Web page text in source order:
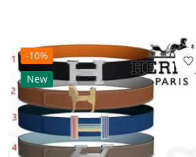
-10%
New